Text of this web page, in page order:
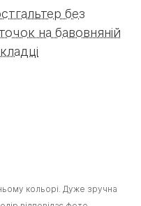
без
на бавовняній
кольорі. Дуже зручна
кольорі. Дуже зручна